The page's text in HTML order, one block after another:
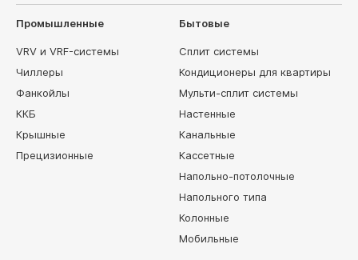
Промышленные
VRV и VRF-системы
Чиллеры
Фанкойлы
ККБ
Крышные
Прецизионные
Бытовые
Сплит системы
Кондиционеры для квартиры
Мульти-сплит системы
Настенные
Канальные
Кассетные
Напольно-потолочные
Напольного типа
Колонные
Мобильные